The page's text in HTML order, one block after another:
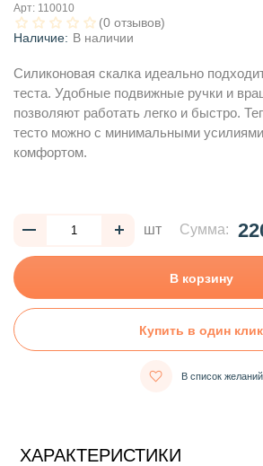
Арт: 110010
(0 отзывов)
Наличие: В наличии
Силиконовая скалка идеально
теста. Удобные подвижные ручки и
позволяют работать легко и быстро.
тесто можно с минимальными
комфортом.
шт Сумма:
В корзину
Купить в один клик
В список желаний
ХАРАКТЕРИСТИКИ